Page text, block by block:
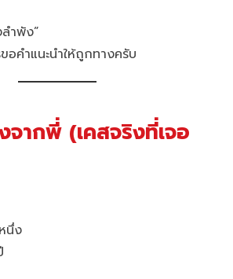
ลำพัง”
อคำแนะนำให้ถูกทางครับ
ากพี่ (เคสจริงที่เจอ
นึ่ง